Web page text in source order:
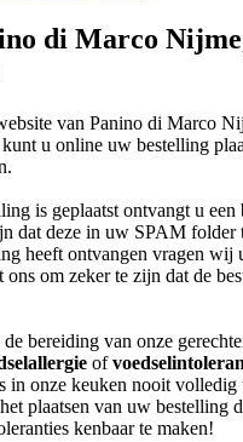
di Marco
van Panino di Marco
u online uw bestelling
is geplaatst ontvangt u een
dat deze in uw SPAM folder
heeft ontvangen vragen wij
ons om zeker te zijn dat de
bereiding van onze
of
in onze keuken nooit
plaatsen van uw bestelling
kenbaar te maken!